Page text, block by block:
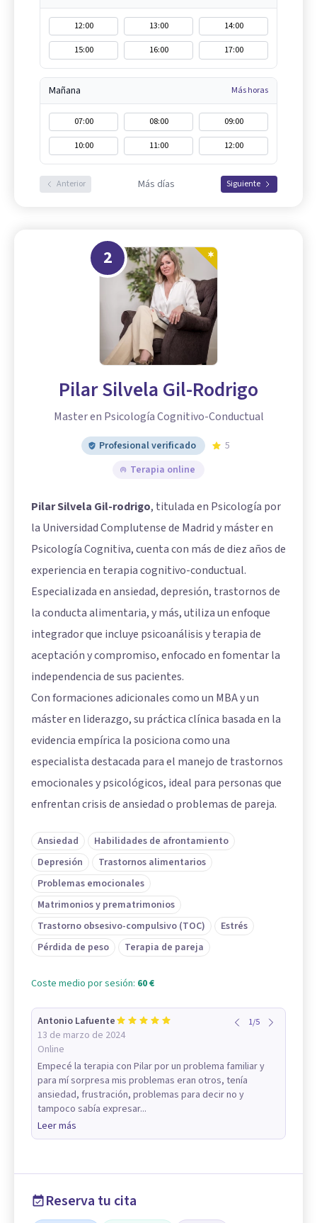
12:00 13:00
14:00
15:00
16:00 17:00
Mañana Más horas
07:00 08:00
09:00
10:00
11:00 12:00
Anterior Más días Siguiente
2
Pilar Silvela Gil-Rodrigo
Master en Psicología Cognitivo-Conductual
Profesional verificado
5
Terapia online
Pilar Silvela Gil-rodrigo, titulada en Psicología por
la Universidad Complutense de Madrid y máster en
Psicología Cognitiva, cuenta con más de diez años de
experiencia en terapia cognitivo-conductual.
Especializada en ansiedad, depresión, trastornos de
la conducta alimentaria, y más, utiliza un enfoque
integrador que incluye psicoanálisis y terapia de
aceptación y compromiso, enfocado en fomentar la
independencia de sus pacientes.
Con formaciones adicionales como un MBA y un
máster en liderazgo, su práctica clínica basada en la
evidencia empírica la posiciona como una
especialista destacada para el manejo de trastornos
emocionales y psicológicos, ideal para personas que
enfrentan crisis de ansiedad o problemas de pareja.
Ansiedad
Habilidades de afrontamiento
Depresión
Trastornos alimentarios
Problemas emocionales
Matrimonios y prematrimonios
Trastorno obsesivo-compulsivo (TOC)
Estrés
Pérdida de peso
Terapia de pareja
Coste medio por sesión: 60 €
Antonio Lafuente
13 de marzo de 2024
Online
1/5
Empecé la terapia con Pilar por un problema familiar y
para mí sorpresa mis problemas eran otros, tenía
ansiedad, frustración, problemas para decir no y
tampoco sabía expresar...
Leer más
Reserva tu cita